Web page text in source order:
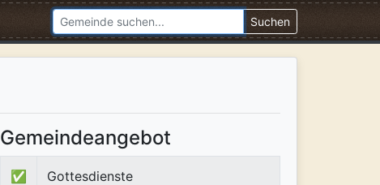
Suchen
Gemeindeangebot
✅ Gottesdienste